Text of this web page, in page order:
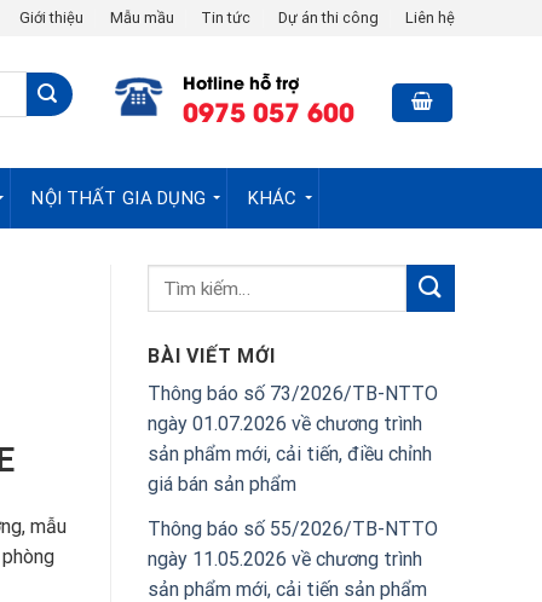
Giới thiệu Mẫu mầu Tin tức Dự án thi công Liên hệ
Hotline hỗ trợ
0975 057 600
NỘI THẤT GIA DỤNG KHÁC
mẫu
BÀI VIẾT MỚI
Thông báo số 73/2026/TB-NTTO
ngày 01.07.2026 về chương trình
sản phẩm mới, cải tiến, điều chỉnh
giá bán sản phẩm
Thông báo số 55/2026/TB-NTTO
ngày 11.05.2026 về chương trình
sản phẩm mới, cải tiến sản phẩm